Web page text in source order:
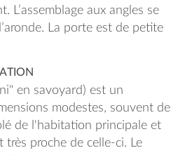
L’assemblage aux angles se
La porte est de petite
en arrondi (en forme
homme chargé d’un sac de
est gravé 1773.
en savoyard) est un
modestes, souvent de
de l'habitation principale et
très proche de celle-ci. Le